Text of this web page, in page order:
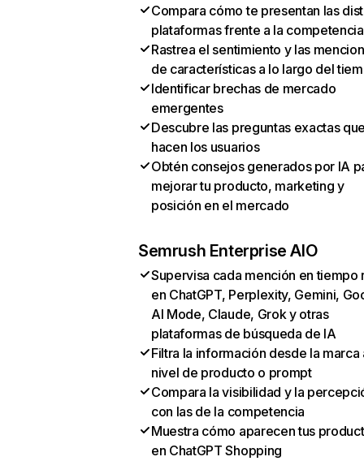
Compara cómo te presentan las
plataformas frente a la competencia
Rastrea el sentimiento y las
de características a lo largo del
Identificar brechas de mercado
emergentes
Descubre las preguntas exactas
hacen los usuarios
Obtén consejos generados por IA
mejorar tu producto, marketing y
posición en el mercado
Semrush Enterprise AIO
Supervisa cada mención en tiempo
en ChatGPT, Perplexity, Gemini,
AI Mode, Claude, Grok y otras
plataformas de búsqueda de IA
Filtra la información desde la marca
nivel de producto o prompt
Compara la visibilidad y la
con las de la competencia
Muestra cómo aparecen tus
en ChatGPT Shopping